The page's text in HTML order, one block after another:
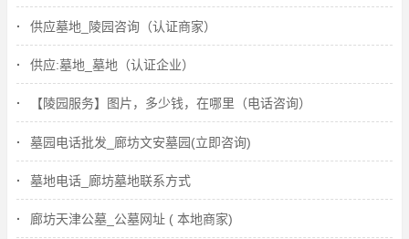
供应墓地_陵园咨询（认证商家）
供应:墓地_墓地（认证企业）
【陵园服务】图片，多少钱，在哪里（电话咨询）
墓园电话批发_廊坊文安墓园(立即咨询)
墓地电话_廊坊墓地联系方式
廊坊天津公墓_公墓网址 ( 本地商家)